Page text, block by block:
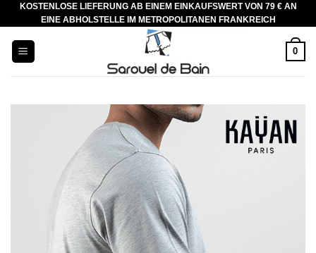
Zum
Inhalt
springen
KOSTENLOSE LIEFERUNG AB EINEM EINKAUFSWERT VON 79 € AN
EINE ABHOLSTELLE IM METROPOLITANEN FRANKREICH
0